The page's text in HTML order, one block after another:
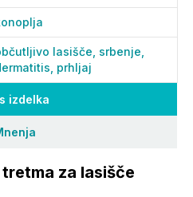
izdelka
za lasišče
lasišče, srbenje,
prhljaj